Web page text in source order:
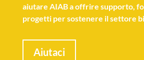
aiutare AIAB a offrire supporto,
progetti per sostenere il settore
Aiutaci